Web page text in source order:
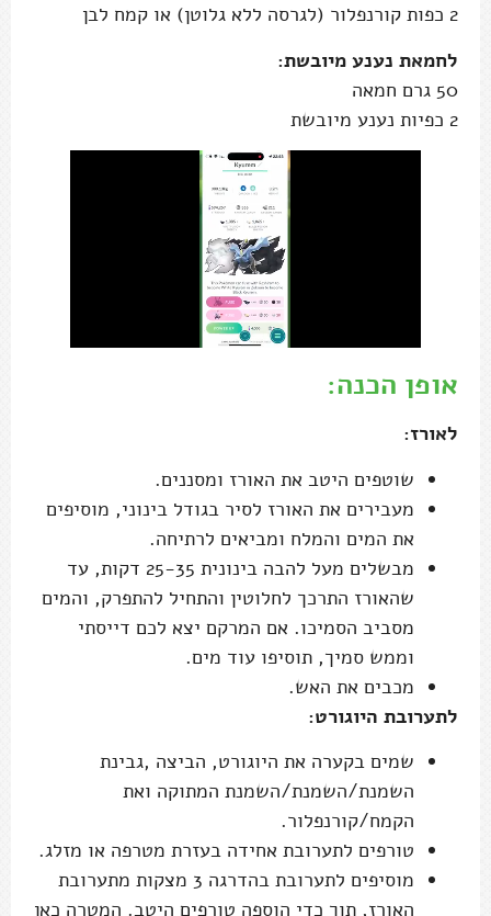
2 כפות קורנפלור (לגרסה ללא גלוטן) או קמח לבן
לחמאת נענע מיובשת:
50 גרם חמאה
2 כפיות נענע מיובשת
אופן הכנה:
לאורז:
שוטפים היטב את האורז ומסננים.
מעבירים את האורז לסיר בגודל בינוני, מוסיפים
את המים והמלח ומביאים לרתיחה.
מבשלים מעל להבה בינונית 25-35 דקות, עד
שהאורז התרכך לחלוטין והתחיל להתפרק, והמים
מסביב הסמיכו. אם המרקם יצא לכם דייסתי
וממש סמיך, תוסיפו עוד מים.
מכבים את האש.
לתערובת היוגורט:
שמים בקערה את היוגורט, הביצה ,גבינת
השמנת/השמנת/השמנת המתוקה ואת
הקמח/קורנפלור.
טורפים לתערובת אחידה בעזרת מטרפה או מזלג.
מוסיפים לתערובת בהדרגה 3 מצקות מתערובת
האורז, תוך כדי הוספה טורפים היטב. המטרה כאן